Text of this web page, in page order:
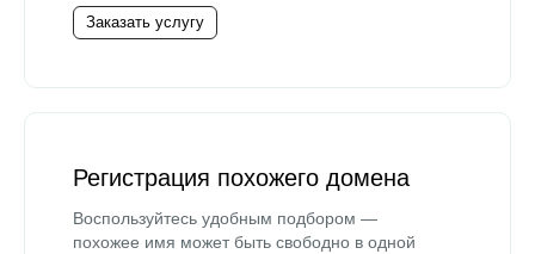
Заказать услугу
Регистрация похожего домена
Воспользуйтесь удобным подбором —
похожее имя может быть свободно в одной